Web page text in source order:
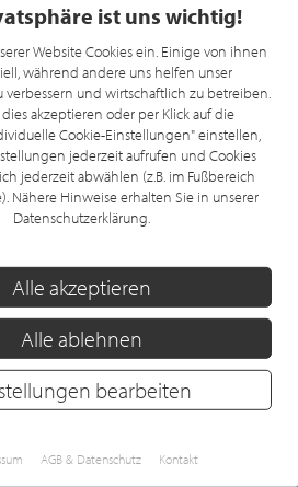
Schramm Werkstätten
Handtücher
27,00 €
PRODUKTE ANZEIGEN
ist uns wichtig!
Website Cookies ein. Einige von ihnen
während andere uns helfen unser
und wirtschaftlich zu betreiben.
akzeptieren oder per Klick auf die
Cookie-Einstellungen" einstellen,
jederzeit aufrufen und Cookies
jederzeit abwählen (z.B. im Fußbereich
Nähere Hinweise erhalten Sie in unserer
Datenschutzerklärung.
Alle akzeptieren
Alle ablehnen
bearbeiten
AGB & Datenschutz Kontakt